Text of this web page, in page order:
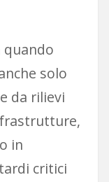
quando
solo
da rilievi
in
critici